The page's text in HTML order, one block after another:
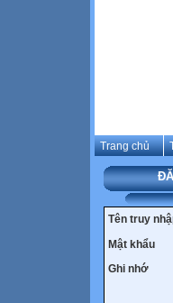
Trang chủ
Tên truy
Mật khẩu
Ghi nhớ